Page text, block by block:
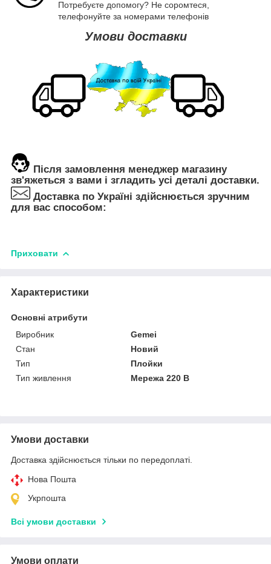
Потребуєте допомогу? Не соромтеся,
телефонуйте за номерами телефонів
Умови доставки
Після замовлення менеджер магазину
зв'яжеться з вами і згладить усі деталі доставки.
Доставка по Україні здійснюється зручним
для вас способом:
Приховати
Характеристики
Основні атрибути
Виробник
Gemei
Стан
Новий
Тип
Плойки
Тип живлення
Мережа 220 В
Умови доставки
Доставка здійснюється тільки по передоплаті.
Нова Пошта
Укрпошта
Всі умови доставки
Умови оплати